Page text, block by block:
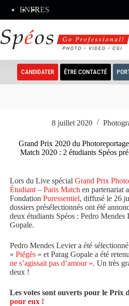
contenu
ENFRES
CANDIDATER ÊTRE CONTACTÉ
8 juillet 2020
Grand Prix 2020 du
Match 2020 : 2 étudiants Spéos
Lors du Live spécial Grand Prix
Étudiant – Paris Match en partenariat
Fondation Puressentiel, diffusé le 26
dossiers présélectionnés ont été
deux étudiants Spéos : Pedro Mendes
Gopale.
Pedro Mendes Levier a été
« Piégés » et Parag Gopale a été
ne s’agissait pas d’amour ». Un très
deux !
Les votes sont ouverts pour le Prix
pour eux !